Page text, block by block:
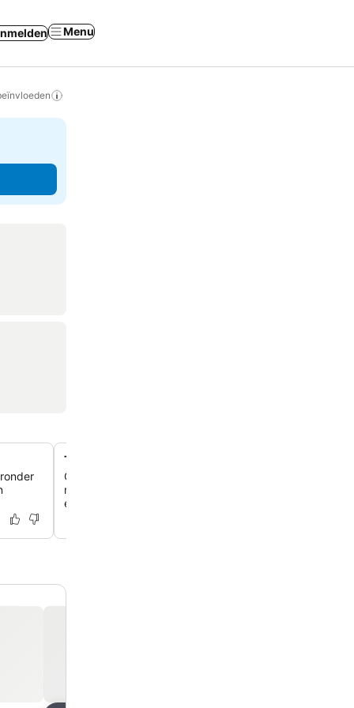
Menu
Toegewijde koosjere eetervaring
Geniet van heerlijke en overvloedige Glatt Kosher
maaltijden, bereid door een Israëlische chef-kok in een
eetzaal met uitzicht op zee, onder strikt rabbinaal